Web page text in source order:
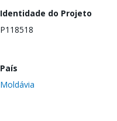
Identidade do Projeto
P118518
País
Moldávia